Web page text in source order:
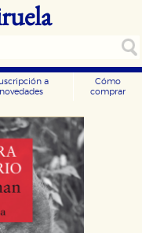
a
novedades
Cómo
comprar